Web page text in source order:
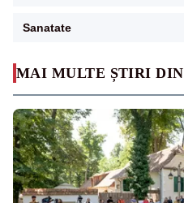
MAI MULTE ȘTIRI DIN
Sanatate